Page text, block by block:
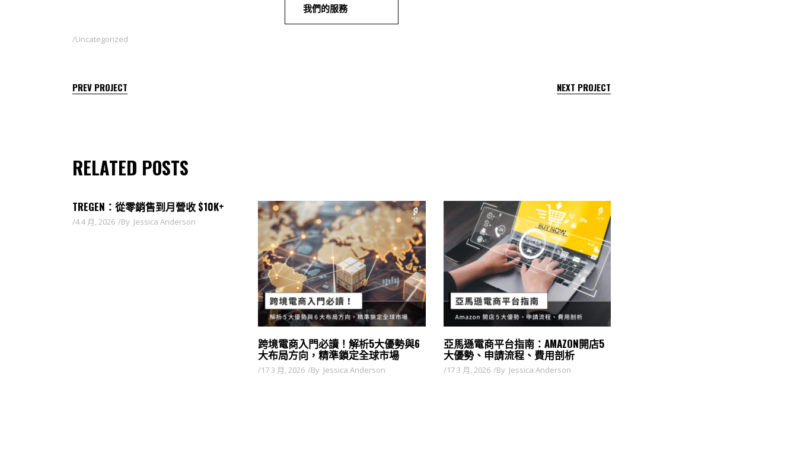
我們的服務
Uncategorized
PREV PROJECT NEXT PROJECT
RELATED POSTS
TREGEN：從零銷售到月營收 $10K+
4 4 月, 2026 By Jessica Anderson
跨境電商入門必讀！解析5大優勢與6
大布局方向，精準鎖定全球市場
17 3 月, 2026 By Jessica Anderson
亞馬遜電商平台指南：AMAZON開店5
大優勢、申請流程、費用剖析
17 3 月, 2026 By Jessica Anderson